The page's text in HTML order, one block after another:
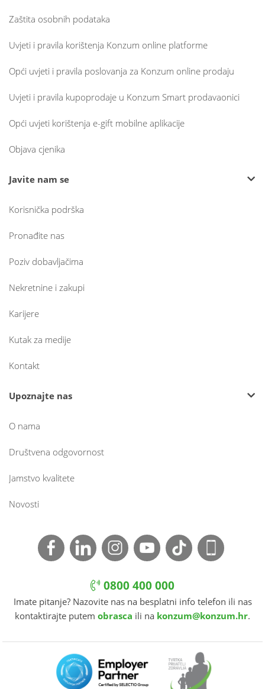
Zaštita osobnih podataka
Uvjeti i pravila korištenja Konzum online platforme
Opći uvjeti i pravila poslovanja za Konzum online prodaju
Uvjeti i pravila kupoprodaje u Konzum Smart prodavaonici
Opći uvjeti korištenja e-gift mobilne aplikacije
Objava cjenika
Javite nam se
Korisnička podrška
Pronađite nas
Poziv dobavljačima
Nekretnine i zakupi
Karijere
Kutak za medije
Kontakt
Upoznajte nas
O nama
Društvena odgovornost
Jamstvo kvalitete
Novosti
0800 400 000
Imate pitanje? Nazovite nas na besplatni info telefon ili nas
kontaktirajte putem obrasca ili na konzum@konzum.hr.